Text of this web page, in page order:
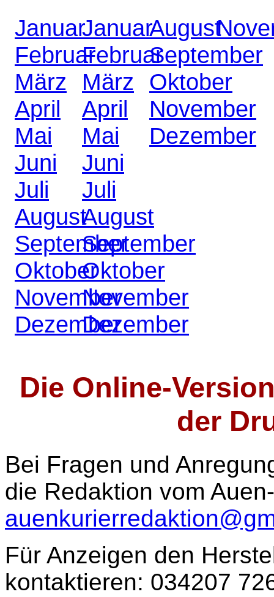
Januar
Februar
März
April
Mai
Juni
Juli
August
September
Oktober
November
Dezember
Januar
Februar
März
April
Mai
Juni
Juli
August
September
Oktober
November
Dezember
August
September
Oktober
November
Dezember
Die Online-
der
Bei Fragen und
die Redaktion vom
Für Anzeigen den
kontaktieren: 034207